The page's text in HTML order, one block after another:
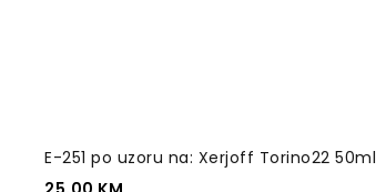
E-251 po uzoru na: Xerjoff Torino22 50ml